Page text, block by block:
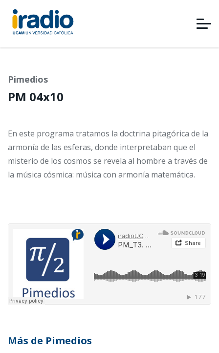
Pasar
contenido
principal
Pimedios
PM 04x10
En este programa tratamos la doctrina pitagórica de la
armonía de las esferas, donde interpretaban que el
misterio de los cosmos se revela al hombre a través de
la música cósmica: música con armonía matemática.
Más de Pimedios